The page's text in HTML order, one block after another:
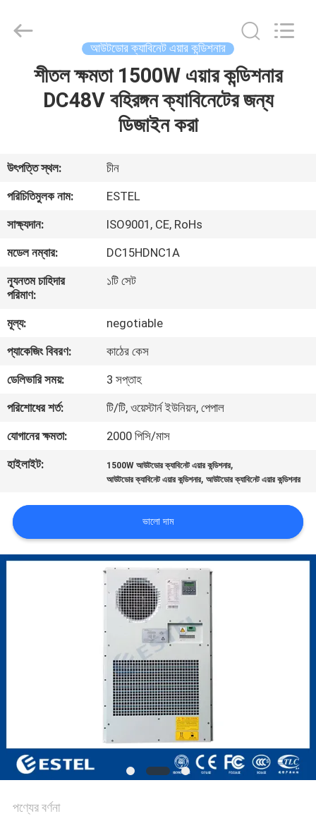
আমাদের
সম্পর্কে
কারখানা
ভ্রমণ
নিয়ন্ত্রণ
যোগাযোগ
করুন
খবর
জন্য
আবেদন
TECHNOLOGY
আউটডোর ক্যাবিনেট এয়ার কন্ডিশনার
শীতল ক্ষমতা 1500W এয়ার কন্ডিশনার
DC48V বহিরঙ্গন ক্যাবিনেটের জন্য
ডিজাইন করা
উৎপত্তি স্থল:
চীন
পরিচিতিমুলক নাম:
ESTEL
সাক্ষ্যদান:
ISO9001, CE, RoHs
মডেল নম্বার:
DC15HDNC1A
ন্যূনতম চাহিদার
পরিমাণ:
১টি সেট
মূল্য:
negotiable
প্যাকেজিং বিবরণ:
কাঠের কেস
ডেলিভারি সময়:
3 সপ্তাহ
পরিশোধের শর্ত:
টি/টি, ওয়েস্টার্ন ইউনিয়ন, পেপাল
যোগানের ক্ষমতা:
2000 পিসি/মাস
হাইলাইট:
1500W আউটডোর ক্যাবিনেট এয়ার কন্ডিশনার,
আউটডোর ক্যাবিনেট এয়ার কন্ডিশনার,আউটডোর ক্যাবিনেট এয়ার কন্ডিশনার
ভালো দাম
পণ্যের বর্ণনা